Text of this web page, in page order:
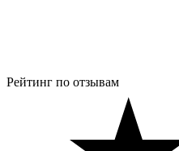
Рейтинг по отзывам